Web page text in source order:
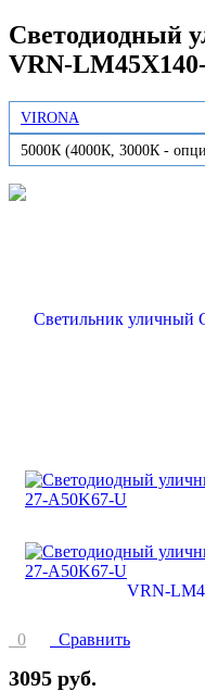
Светодиодный
VRN-
VIRONA
5000К (4000К, 3000К -
0 Сравнить
3095 руб.